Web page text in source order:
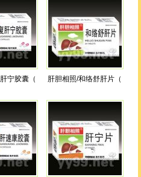
宁胶囊（ 肝胆相照/和络舒肝片（